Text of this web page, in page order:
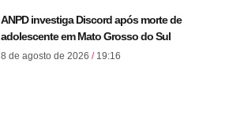
ANPD investiga Discord após morte de
adolescente em Mato Grosso do Sul
8 de agosto de 2026 19:16